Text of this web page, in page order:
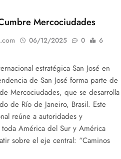
Mercociudades
06/12/2025 0
6
estratégica San José en
de San José forma parte de
Mercociudades, que se desarrolla
de Río de Janeiro, Brasil. Este
reúne a autoridades y
América del Sur y América
sobre el eje central: “Caminos